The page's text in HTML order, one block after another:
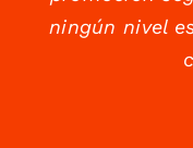
ningún nivel